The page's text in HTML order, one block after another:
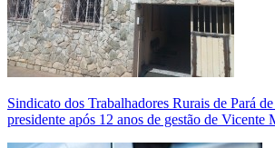
Sindicato dos Trabalhadores Rurais de Pará
presidente após 12 anos de gestão de Vicente